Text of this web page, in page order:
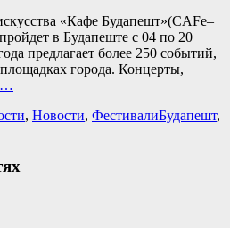
«Кафе Будапешт»(CAFe–
в Будапеште с 04 по 20
предлагает более 250 событий,
города. Концерты,
…
, Новости, ФестивалиТеги
Будапешт,